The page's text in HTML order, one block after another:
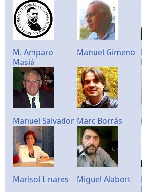
M. Amparo
Masiá
Manuel Gimeno
Manuel Salvador Marc Borrás
Marisol Linares Miguel Alabort